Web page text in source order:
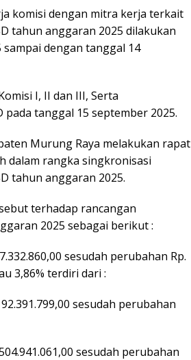
komisi dengan mitra kerja terkait
tahun anggaran 2025 dilakukan
dengan tanggal 14
I, II dan III, Serta
tanggal 15 september 2025.
Murung Raya melakukan rapat
dalam rangka singkronisasi
tahun anggaran 2025.
terhadap rancangan
2025 sebagai berikut :
sesudah perubahan Rp.
3,86% terdiri dari :
sesudah perubahan
sesudah perubahan